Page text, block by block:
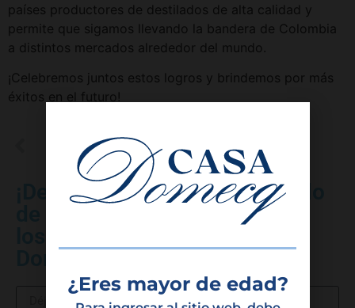
países productores de destilados de alta calidad y
permite que sigamos llevando la bandera de Colombia
a distintos mercados alrededor del mundo.
¡Celebremos juntos estos logros y brindemos por más
éxitos en el futuro!
¡Descubre el fascinante mundo
Domecq!
¿Eres mayor de edad?